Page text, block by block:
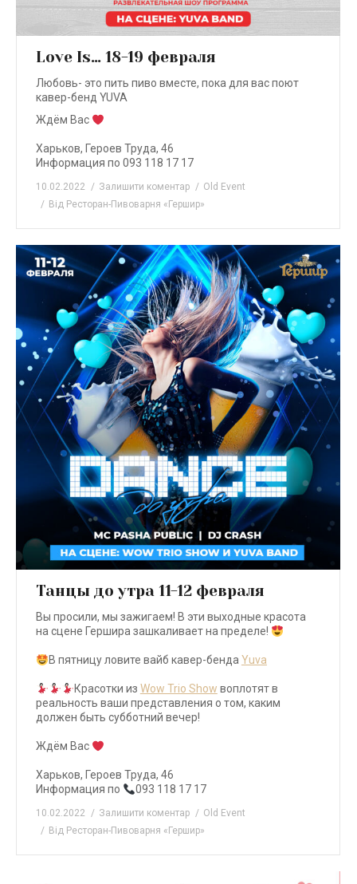
Love Is… 18-19 февраля
Любовь- это пить пиво вместе, пока для вас поют
кавер-бенд YUVA
Ждём Вас
Харьков, Героев Труда, 46
Информация по 093 118 17 17
10.02.2022 Залишити коментар
Old Event
Від Ресторан-Пивоварня «Гершир»
Танцы до утра 11-12 февраля
Вы просили, мы зажигаем! В эти выходные красота
на сцене Гершира зашкаливает на пределе!
В пятницу ловите вайб кавер-бендаYuva
Красотки из Wow Trio Show воплотят в
реальность ваши представления о том, каким
должен быть субботний вечер!
Ждём Вас
Харьков, Героев Труда, 46
Информация по
093 118 17 17
10.02.2022 Залишити коментар
Old Event
Від Ресторан-Пивоварня «Гершир»